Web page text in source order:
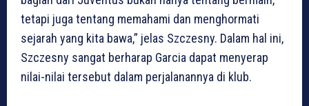
tetapi juga tentang memahami dan menghormati
sejarah yang kita bawa,” jelas Szczesny. Dalam hal ini,
Szczesny sangat berharap Garcia dapat menyerap
nilai-nilai tersebut dalam perjalanannya di klub.